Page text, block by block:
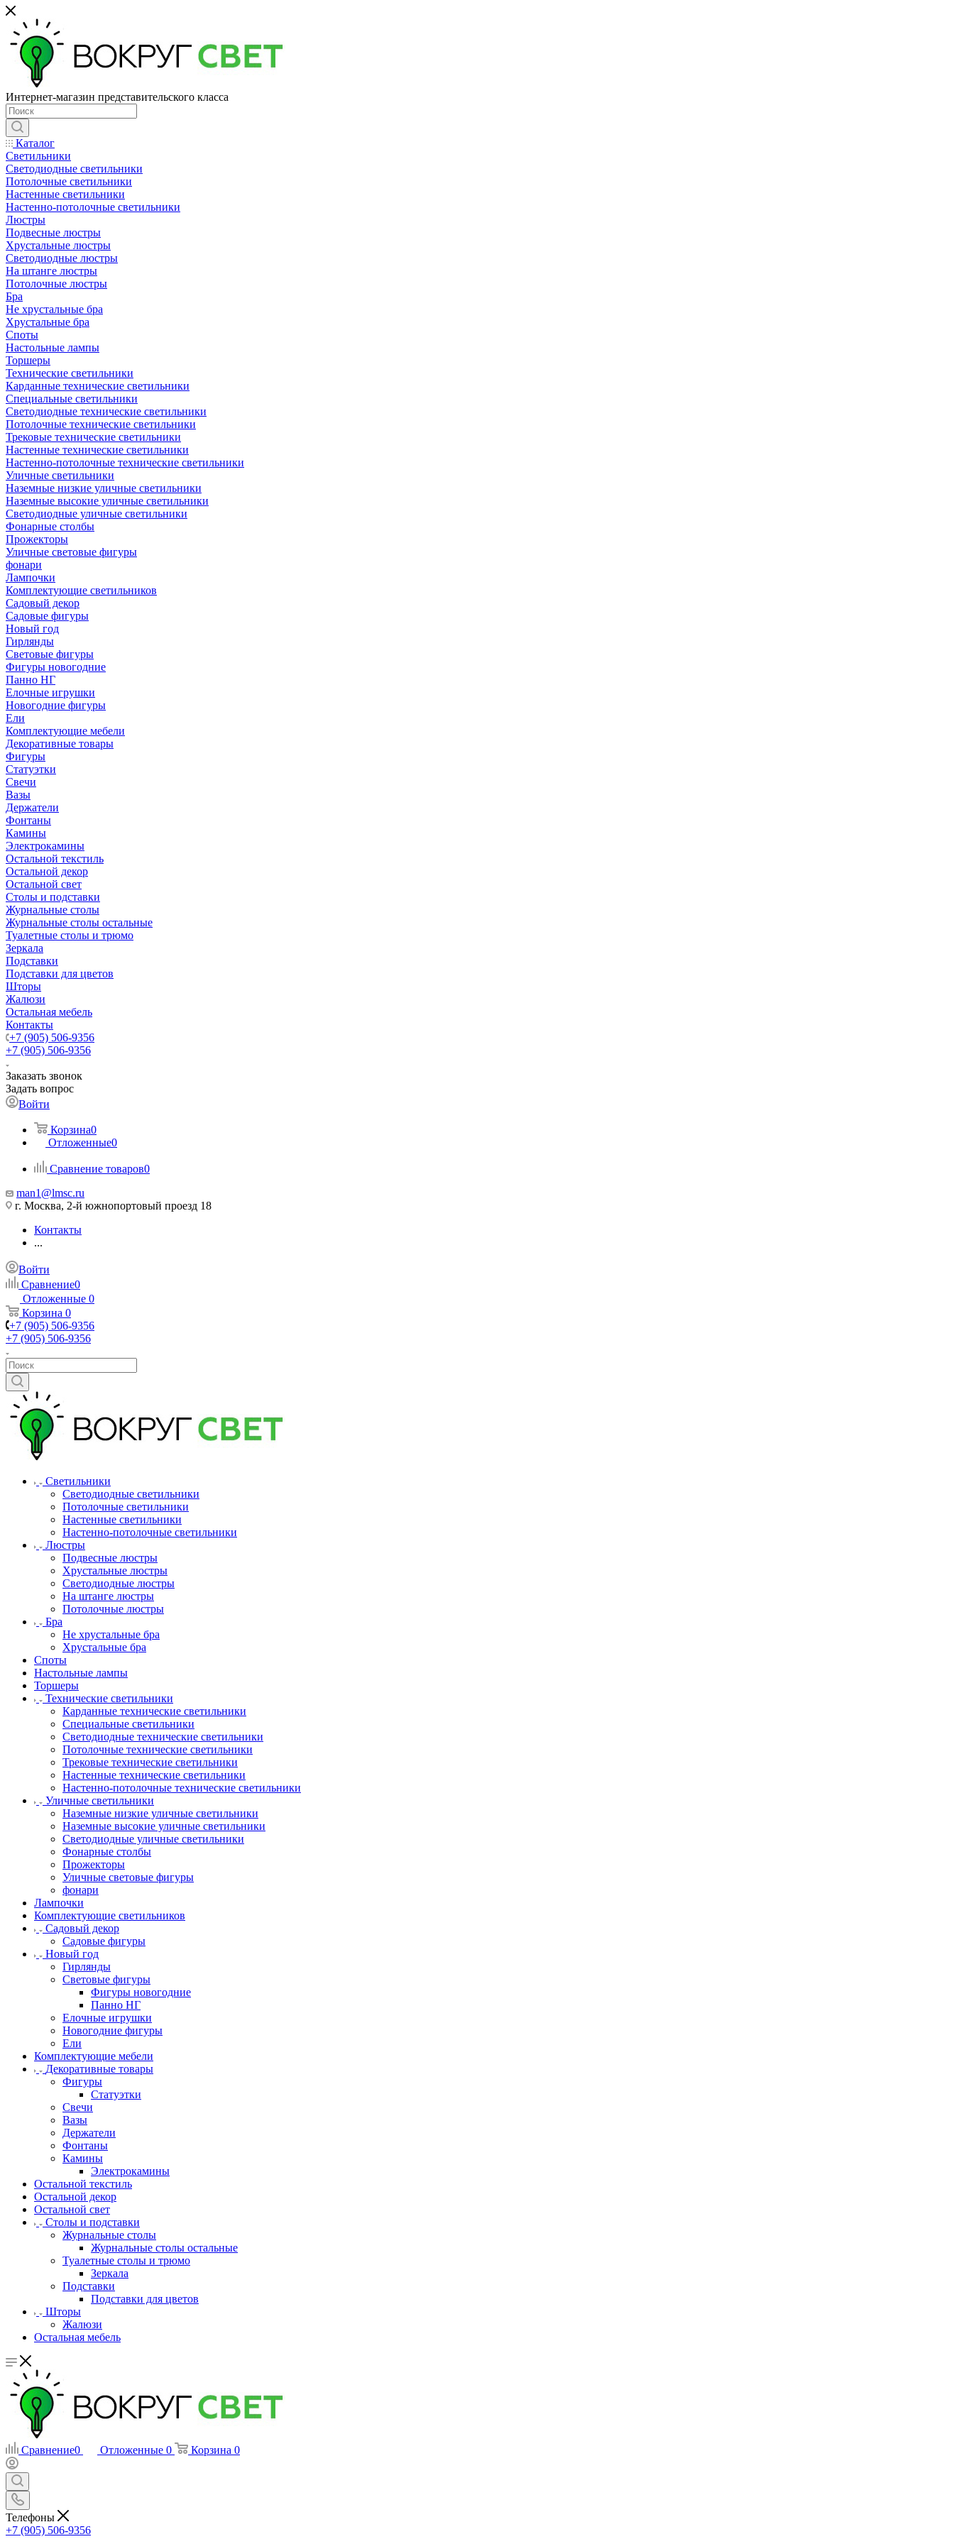
Интернет-магазин представительского класса
Каталог
Светильники
Светодиодные светильники
Потолочные светильники
Настенные светильники
Настенно-потолочные светильники
Люстры
Подвесные люстры
Хрустальные люстры
Светодиодные люстры
На штанге люстры
Потолочные люстры
Бра
Не хрустальные бра
Хрустальные бра
Споты
Настольные лампы
Торшеры
Технические светильники
Карданные технические светильники
Специальные светильники
Светодиодные технические светильники
Потолочные технические светильники
Трековые технические светильники
Настенные технические светильники
Настенно-потолочные технические светильники
Уличные светильники
Наземные низкие уличные светильники
Наземные высокие уличные светильники
Светодиодные уличные светильники
Фонарные столбы
Прожекторы
Уличные световые фигуры
фонари
Лампочки
Комплектующие светильников
Садовый декор
Садовые фигуры
Новый год
Гирлянды
Световые фигуры
Фигуры новогодние
Панно НГ
Елочные игрушки
Новогодние фигуры
Ели
Комплектующие мебели
Декоративные товары
Фигуры
Статуэтки
Свечи
Вазы
Держатели
Фонтаны
Камины
Электрокамины
Остальной текстиль
Остальной декор
Остальной свет
Столы и подставки
Журнальные столы
Журнальные столы остальные
Туалетные столы и трюмо
Зеркала
Подставки
Подставки для цветов
Шторы
Жалюзи
Остальная мебель
Контакты
+7 (905) 506-9356
+7 (905) 506-9356
Заказать звонок
Задать вопрос
Войти
Корзина0
Отложенные0
Сравнение товаров0
man1@lmsc.ru
г. Москва, 2-й южнопортовый проезд 18
Контакты
...
Войти
Сравнение0
Отложенные 0
Корзина 0
+7 (905) 506-9356
+7 (905) 506-9356
Светильники
Светодиодные светильники
Потолочные светильники
Настенные светильники
Настенно-потолочные светильники
Люстры
Подвесные люстры
Хрустальные люстры
Светодиодные люстры
На штанге люстры
Потолочные люстры
Бра
Не хрустальные бра
Хрустальные бра
Споты
Настольные лампы
Торшеры
Технические светильники
Карданные технические светильники
Специальные светильники
Светодиодные технические светильники
Потолочные технические светильники
Трековые технические светильники
Настенные технические светильники
Настенно-потолочные технические светильники
Уличные светильники
Наземные низкие уличные светильники
Наземные высокие уличные светильники
Светодиодные уличные светильники
Фонарные столбы
Прожекторы
Уличные световые фигуры
фонари
Лампочки
Комплектующие светильников
Садовый декор
Садовые фигуры
Новый год
Гирлянды
Световые фигуры
Фигуры новогодние
Панно НГ
Елочные игрушки
Новогодние фигуры
Ели
Комплектующие мебели
Декоративные товары
Фигуры
Статуэтки
Свечи
Вазы
Держатели
Фонтаны
Камины
Электрокамины
Остальной текстиль
Остальной декор
Остальной свет
Столы и подставки
Журнальные столы
Журнальные столы остальные
Туалетные столы и трюмо
Зеркала
Подставки
Подставки для цветов
Шторы
Жалюзи
Остальная мебель
Сравнение0 Отложенные 0 Корзина 0
Телефоны
+7 (905) 506-9356